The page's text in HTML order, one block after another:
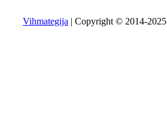
Vihmategija | Copyright © 2014-2025